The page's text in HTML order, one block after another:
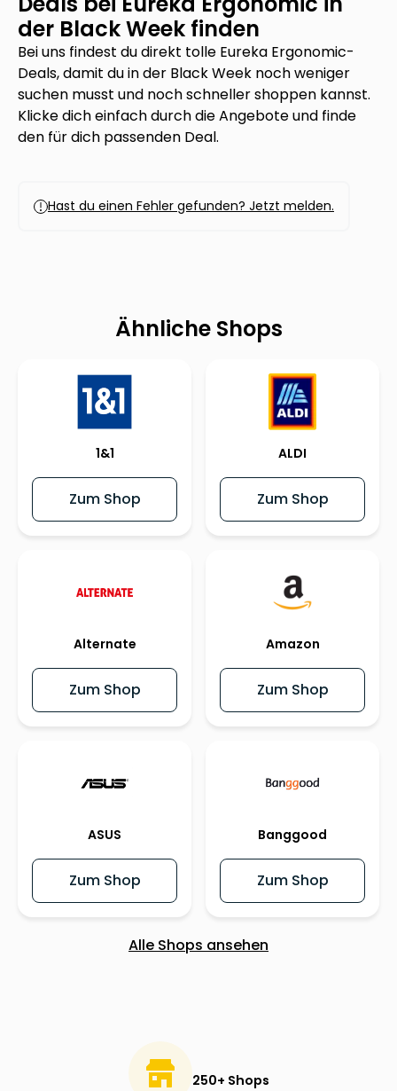
der Black Week finden
Bei uns findest du direkt tolle Eureka Ergonomic-
Deals, damit du in der Black Week noch weniger
suchen musst und noch schneller shoppen kannst.
Klicke dich einfach durch die Angebote und finde
den für dich passenden Deal.
Hast du einen Fehler gefunden? Jetzt melden.
Ähnliche Shops
1&1
Zum Shop
ALDI
Zum Shop
Alternate
Zum Shop
Amazon
Zum Shop
ASUS
Zum Shop
Banggood
Zum Shop
Alle Shops ansehen
250+ Shops